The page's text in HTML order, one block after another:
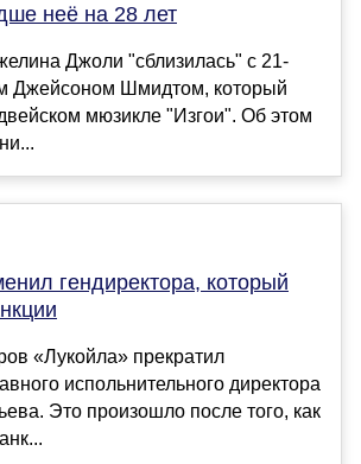
неё на 28 лет
Джоли "сблизилась" с 21-
Джейсоном Шмидтом, который
мюзикле "Изгои". Об этом
гендиректора, который
«Лукойла» прекратил
испольнительного директора
Это произошло после того, как